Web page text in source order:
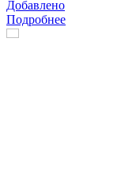
Добавлено
Подробнее